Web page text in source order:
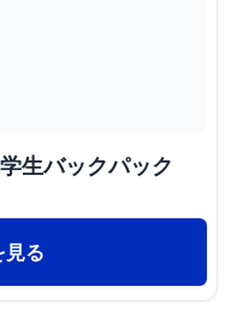
生バックパック
見る